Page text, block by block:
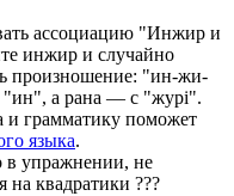
ассоциацию "Инжир и
инжир и случайно
произношение: "ин-жи-
"ин", а рана — с "журі".
и грамматику поможет
языка.
в упражнении, не
на квадратики ???